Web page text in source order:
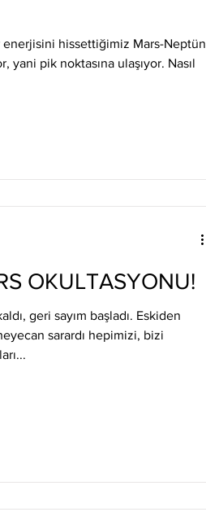
enerjisini hissettiğimiz Mars-Neptün
yani pik noktasına ulaşıyor. Nasıl
OKULTASYONU!
geri sayım başladı. Eskiden
sarardı hepimizi, bizi